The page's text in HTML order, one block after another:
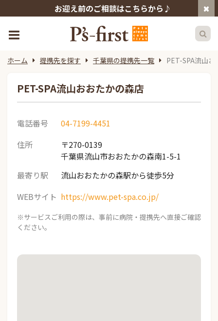
お迎え前のご相談はこちらから♪
ホーム 提携先を探す 千葉県の提携先一覧 PET-SPA流山
PET-SPA流山おおたかの森店
電話番号
04-7199-4451
住所
〒270-0139
千葉県流山市おおたかの森南1-5-1
最寄り駅
流山おおたかの森駅から徒歩5分
WEBサイト https://www.pet-spa.co.jp/
※サービスご利用の際は、事前に病院・提携先へ直接ご確認
ください。